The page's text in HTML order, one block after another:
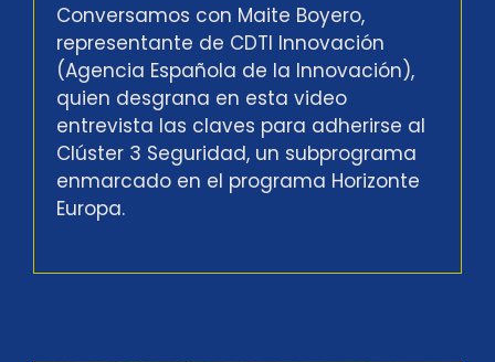
Conversamos con Maite Boyero,
representante de CDTI Innovación
(Agencia Española de la Innovación),
quien desgrana en esta video
entrevista las claves para adherirse al
Clúster 3 Seguridad, un subprograma
enmarcado en el programa Horizonte
Europa.